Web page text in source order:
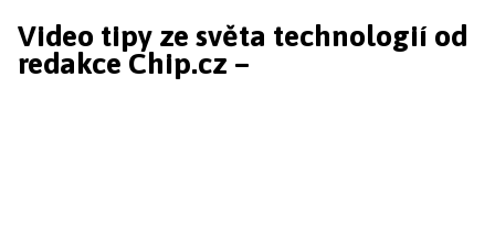
Video tipy ze světa technologií od
redakce Chip.cz –